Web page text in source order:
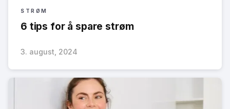
STRØM
6 tips for å spare strøm
3. august, 2024